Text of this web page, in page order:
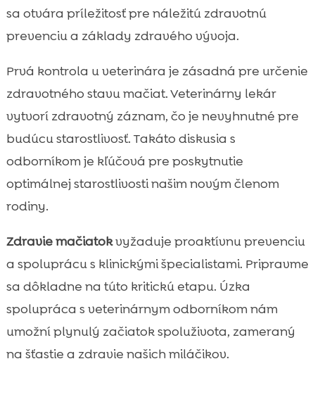
sa otvára príležitosť pre náležitú zdravotnú
prevenciu a základy zdravého vývoja.
Prvá kontrola u veterinára je zásadná pre určenie
zdravotného stavu mačiat. Veterinárny lekár
vytvorí zdravotný záznam, čo je nevyhnutné pre
budúcu starostlivosť. Takáto diskusia s
odborníkom je kľúčová pre poskytnutie
optimálnej starostlivosti našim novým členom
rodiny.
Zdravie mačiatokvyžaduje proaktívnu prevenciu
a spoluprácu s klinickými špecialistami. Pripravme
sa dôkladne na túto kritickú etapu. Úzka
spolupráca s veterinárnym odborníkom nám
umožní plynulý začiatok spoluživota, zameraný
na šťastie a zdravie našich miláčikov.